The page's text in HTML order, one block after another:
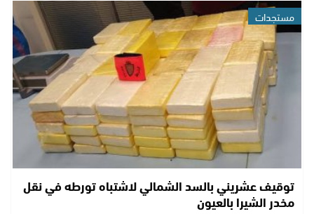
مستجدات
توقيف عشريني بالسد الشمالي لاشتباه تورطه في نقل
مخدر الشيرا بالعيون